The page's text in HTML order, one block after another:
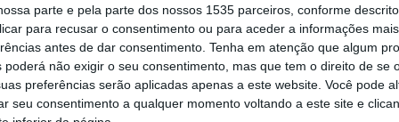
parte e pela parte dos nossos 1535 parceiros, conforme
para recusar o consentimento ou para aceder a informações
antes de dar consentimento. Tenha em atenção que algum
poderá não exigir o seu consentimento, mas que tem o direito de se
preferências serão aplicadas apenas a este website. Você pode
seu consentimento a qualquer momento voltando a este site e
afirmar sempre a marca de solidariedade
em vista o desenvolvimento, a sustentabilidade e
Branco do PS estão marcadas para 27 de
6